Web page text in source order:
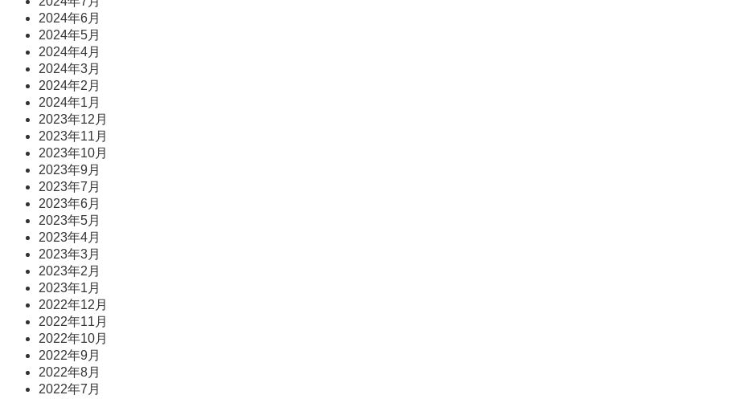
2024年6月
2024年5月
2024年4月
2024年3月
2024年2月
2024年1月
2023年12月
2023年11月
2023年10月
2023年9月
2023年7月
2023年6月
2023年5月
2023年4月
2023年3月
2023年2月
2023年1月
2022年12月
2022年11月
2022年10月
2022年9月
2022年8月
2022年7月